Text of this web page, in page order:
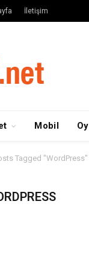
İletişim
Mobil
Tagged "WordPress"